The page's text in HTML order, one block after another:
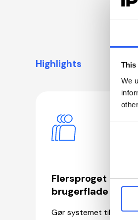
This
We
Highlights
Flersproget
brugerflade i IPW
Gør systemet